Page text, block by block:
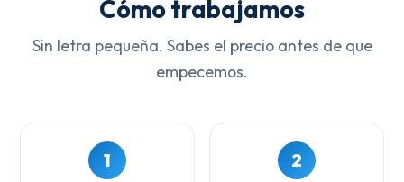
Cómo trabajamos
Sin letra pequeña. Sabes el precio antes de que
empecemos.
1 2